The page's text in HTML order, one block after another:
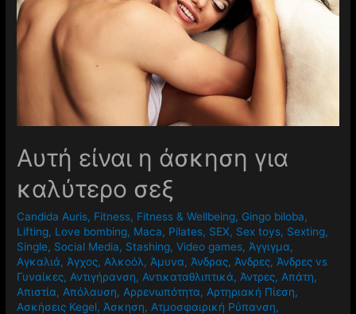
Αυτή είναι η άσκηση για
καλύτερο σεξ
Candida Auris, Fitness, Fitness & Wellbeing, Gingo biloba,
Lifting, Love bombing, Maca, Pilates, SEX, Sex toys, Sexting,
Single, Social Media, Stashing,Video games, Άγγιγμα,
Αγκαλιά, Άγχος, Αλκοόλ, Άμυνα, Άνδρας, Άνδρες, Άνδρες vs
Γυναίκες, Αντιγήρανση, Αντικαταθλιπτικά, Άντρες, Απάτη,
Απιστία, Απόλαυση, Αρρενωπότητα, Αρτηριακή Πίεση,
Ασκήσεις Kegel, Άσκηση, Ατμοσφαιρική Ρύπανση,